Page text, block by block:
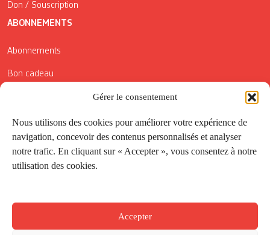
Gérer le consentement
Nous utilisons des cookies pour améliorer votre expérience de
navigation, concevoir des contenus personnalisés et analyser
notre trafic. En cliquant sur « Accepter », vous consentez à notre
utilisation des cookies.
Accepter
Don / Souscription
ABONNEMENTS
Abonnements
Bon cadeau
Conditions générales de vente
Réductions de la Carte Côté Courrier
Application